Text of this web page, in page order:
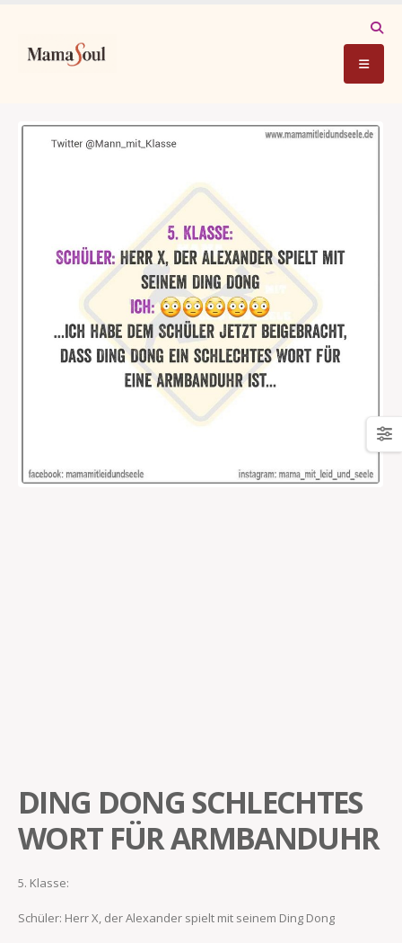
DING DONG SCHLECHTES
WORT FÜR ARMBANDUHR
5. Klasse:
Schüler: Herr X, der Alexander spielt mit seinem Ding Dong